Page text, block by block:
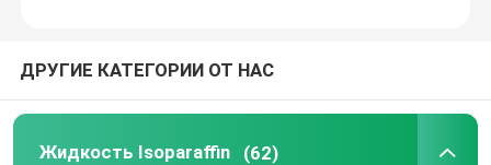
C11 13 Isoparaffin
C11 12 Isoparaffin
ДРУГИЕ КАТЕГОРИИ ОТ НАС
Жидкость Isoparaffin (62)